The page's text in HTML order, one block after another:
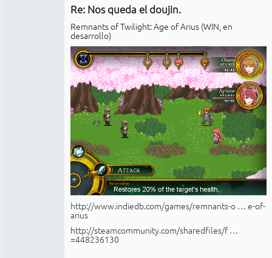
Re: Nos queda el doujin.
Remnants of Twilight: Age of Arius (WIN, en
desarrollo)
http://www.indiedb.com/games/remnants-o … e-of-
arius
http://steamcommunity.com/sharedfiles/f …
=448236130